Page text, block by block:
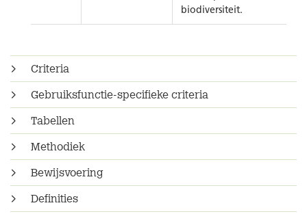
biodiversiteit.
Criteria
Gebruiksfunctie-specifieke criteria
Tabellen
Methodiek
Bewijsvoering
Definities